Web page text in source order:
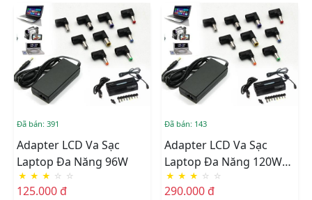
Đã bán: 391
Adapter LCD Va Sạc
Laptop Đa Năng 96W
★ ★ ★ ☆ ☆
125.000 đ
Đã bán: 143
Adapter LCD Va Sạc
Laptop Đa Năng 120W
505A
★ ★ ★ ☆ ☆
290.000 đ